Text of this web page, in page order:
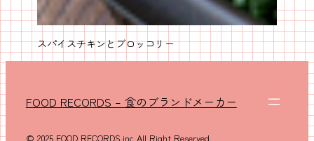
スパイスチキンとブロッコリー
FOOD RECORDS – 食のブランドメーカー
© 2025 FOOD RECORDS.inc All Right Reserved.